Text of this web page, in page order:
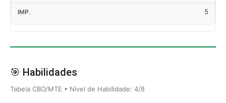
5
🎯 Habilidades
Tabela CBO/MTE • Nível de Habilidade: 4/8